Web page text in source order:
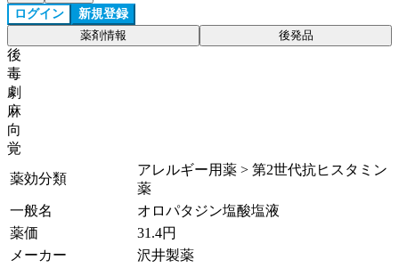
ログイン 新規登録
薬剤情報 後発品
後
毒
劇
麻
向
覚
薬効分類
アレルギー用薬 > 第2世代抗ヒスタミン
薬
一般名
オロパタジン塩酸塩液
薬価
31.4円
メーカー
沢井製薬